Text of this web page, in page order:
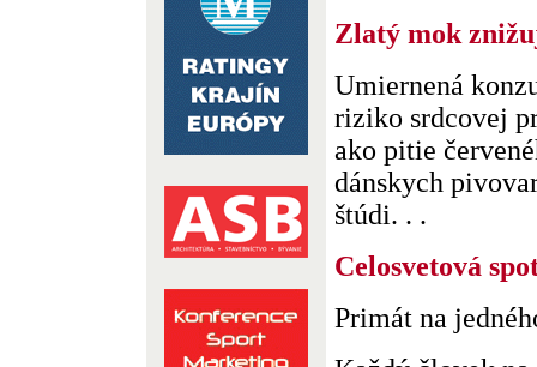
Zlatý mok
Umiernená
riziko srdcovej
ako pitie
dánskych
štúdi. . .
Celosvetová
Primát na